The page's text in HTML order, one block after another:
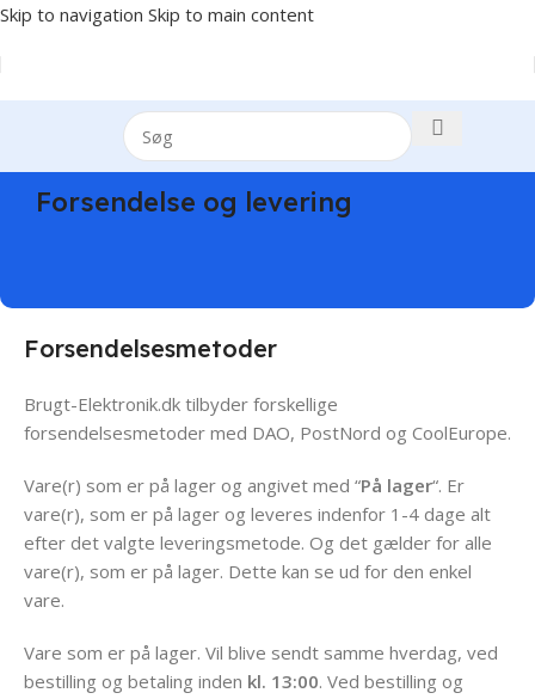
Skip to navigation Skip to main content
Forsendelse og levering
Forsendelsesmetoder
Brugt-Elektronik.dk tilbyder forskellige
forsendelsesmetoder med DAO, PostNord og CoolEurope.
Vare(r) som er på lager og angivet med “På lager“. Er
vare(r), som er på lager og leveres indenfor 1-4 dage alt
efter det valgte leveringsmetode. Og det gælder for alle
vare(r), som er på lager. Dette kan se ud for den enkel
vare.
Vare som er på lager. Vil blive sendt samme hverdag, ved
bestilling og betaling inden kl. 13:00. Ved bestilling og